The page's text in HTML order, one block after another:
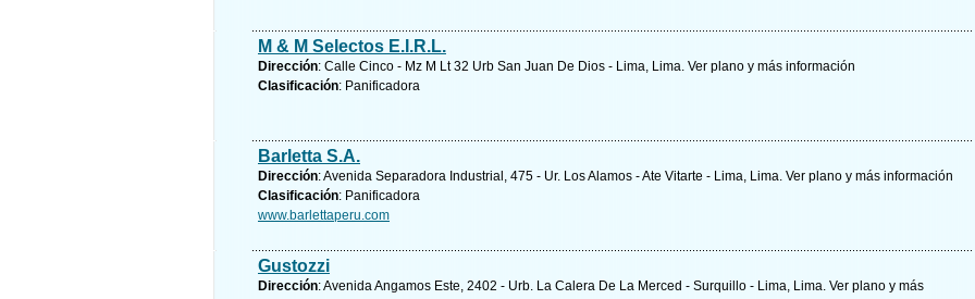
M & M Selectos E.I.R.L.
Dirección: Calle Cinco - Mz M Lt 32 Urb San Juan De Dios - Lima, Lima. Ver plano y más información
Clasificación: Panificadora
Barletta S.A.
Dirección: Avenida Separadora Industrial, 475 - Ur. Los Alamos - Ate Vitarte - Lima, Lima. Ver plano y más información
Clasificación: Panificadora
www.barlettaperu.com
Gustozzi
Dirección: Avenida Angamos Este, 2402 - Urb. La Calera De La Merced - Surquillo - Lima, Lima. Ver plano y más